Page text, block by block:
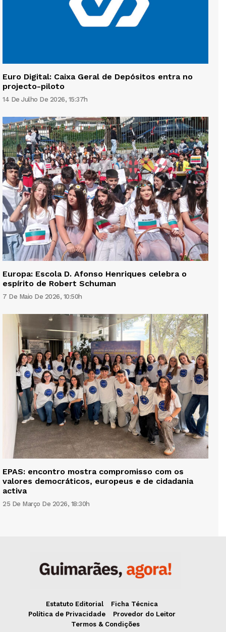
Euro Digital: Caixa Geral de Depósitos entra no
projecto-piloto
14 De Julho De 2026, 15:37h
Europa: Escola D. Afonso Henriques celebra o
espírito de Robert Schuman
7 De Maio De 2026, 10:50h
EPAS: encontro mostra compromisso com os
valores democráticos, europeus e de cidadania
activa
25 De Março De 2026, 18:30h
Estatuto Editorial
Ficha Técnica
Política de Privacidade
Provedor do Leitor
Termos & Condições